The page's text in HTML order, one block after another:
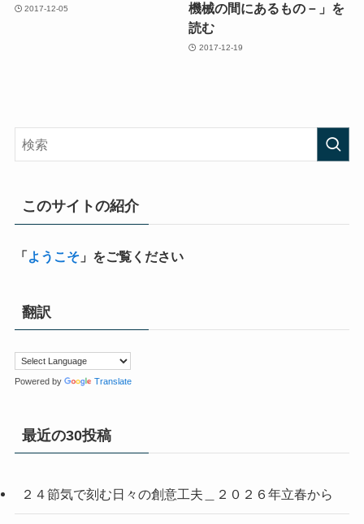
2017-12-05
機械の間にあるもの－」を
読む
2017-12-19
このサイトの紹介
「ようこそ」をご覧ください
翻訳
Powered by Translate
最近の30投稿
２４節気で刻む日々の創意工夫＿２０２６年立春から